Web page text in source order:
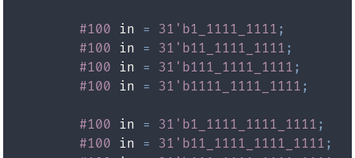
#100 in = 31'b1_1111_1111 ;
#100 in = 31'b11_1111_1111 ;
#100 in = 31'b111_1111_1111 ;
#100 in = 31'b1111_1111_1111 ;
#100 in = 31'b1_1111_1111_1111 ;
#100 in = 31'b11_1111_1111_1111 ;